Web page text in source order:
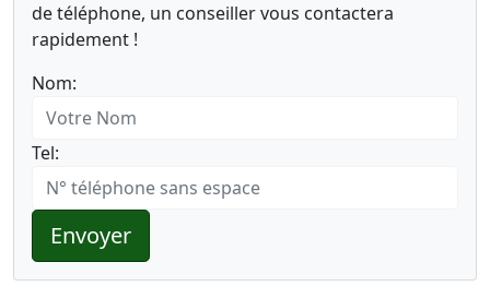
de téléphone, un conseiller vous contactera
rapidement !
Nom:
Tel:
Envoyer